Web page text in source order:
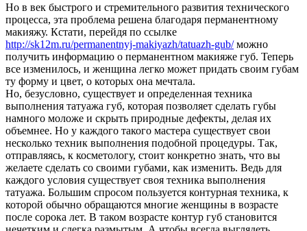
Но в век быстрого и стремительного развития технического
процесса, эта проблема решена благодаря перманентному
макияжу. Кстати, перейдя по ссылке
http://sk12m.ru/permanentnyj-makiyazh/tatuazh-gub/можно
получить информацию о перманентном макияже губ. Теперь
все изменилось, и женщина легко может придать своим губам
ту форму и цвет, о которых она мечтала.
Но, безусловно, существует и определенная техника
выполнения татуажа губ, которая позволяет сделать губы
намного моложе и скрыть природные дефекты, делая их
объемнее. Но у каждого такого мастера существует свои
несколько техник выполнения подобной процедуры. Так,
отправляясь, к косметологу, стоит конкретно знать, что вы
желаете сделать со своими губами, как изменить. Ведь для
каждого условия существует своя техника выполнения
татуажа. Большим спросом пользуется контурная техника, к
которой обычно обращаются многие женщины в возрасте
после сорока лет. В таком возрасте контур губ становится